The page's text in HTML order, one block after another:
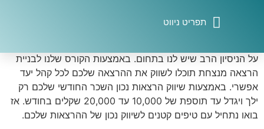
שיווק הרצאות הוא מעשה אומנות הדורש ידע ומומחיות ובעיקר
הרבה סבלנות. בדיוק בשביל זה אנחנו כאן בשביל לקצר את
על הניסיון הרב שיש לנו בתחום. באמצעות הקורס שלנו לבניית
הרצאה מנצחת תוכלו לשווק את ההרצאה שלכם לכל קהל יעד
אפשרי. באמצעות שיווק הרצאות נכון השכר החודשי שלכם רק
ילך ויגדל עד תוספת של 10,000 עד 20,000 שקלים בחודש. אז
בואו נתחיל עם טיפים קטנים לשיווק נכון של ההרצאות שלכם.